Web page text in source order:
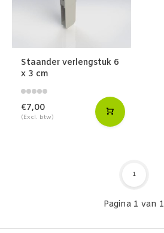
Staander verlengstuk 6
x 3 cm
€7,00
(Excl. btw)
Pagina 1 van 1
1